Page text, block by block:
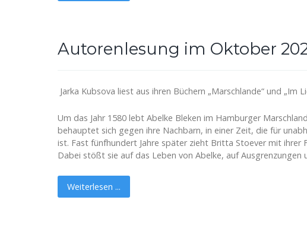
Autorenlesung im Oktober
Jarka Kubsova liest aus ihren Büchern „Marschlande“ und „Im
Um das Jahr 1580 lebt Abelke Bleken im Hamburger
behauptet sich gegen ihre Nachbarn, in einer Zeit, die für
ist. Fast fünfhundert Jahre später zieht Britta Stoever mit ihrer
Dabei stößt sie auf das Leben von Abelke, auf
Weiterlesen ...